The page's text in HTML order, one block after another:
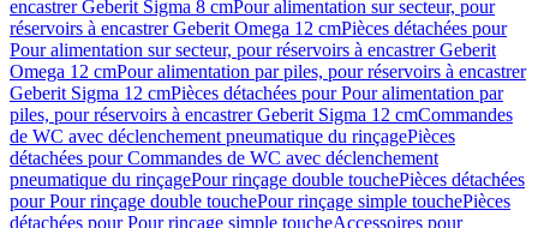
encastrer Geberit Sigma 8 cmPour alimentation sur secteur, pour
réservoirs à encastrer Geberit Omega 12 cmPièces détachées pour
Pour alimentation sur secteur, pour réservoirs à encastrer Geberit
Omega 12 cmPour alimentation par piles, pour réservoirs à encastrer
Geberit Sigma 12 cmPièces détachées pour Pour alimentation par
piles, pour réservoirs à encastrer Geberit Sigma 12 cmCommandes
de WC avec déclenchement pneumatique du rinçagePièces
détachées pour Commandes de WC avec déclenchement
pneumatique du rinçagePour rinçage double touchePièces détachées
pour Pour rinçage double touchePour rinçage simple touchePièces
détachées pour Pour rinçage simple toucheAccessoires pour